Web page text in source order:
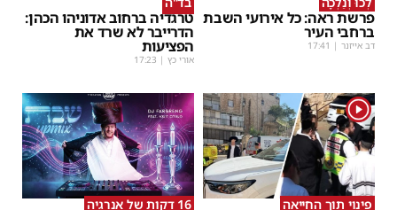
פרשת ראה: כל אירועי השבת
ברחבי העיר
דב אייזנר |
17:41
טרגדיה ברחוב אדוניהו הכהן:
הדרייבר לא שרד את
הפציעות
אורי כץ |
17:23
1
פינוי תוך החייאה 16 דקות של אנרגיה